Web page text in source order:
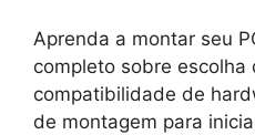
Aprenda a montar seu
completo sobre escolha
compatibilidade de
de montagem para